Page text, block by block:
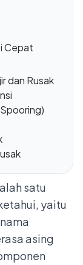
Cepat
dan Rusak
satu
yaitu
asing